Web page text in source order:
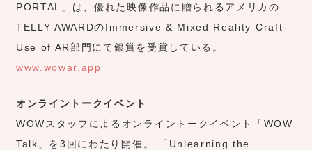
PORTAL」は、優れた映像作品に贈られるアメリカの
TELLY AWARDのImmersive & Mixed Reality Craft-
Use of AR部門にて銀賞を受賞している。
www.wowar.app
オンライントークイベント
WOWスタッフによるオンライントークイベント「WOW
Talk」を3回にわたり開催。 「Unlearning the